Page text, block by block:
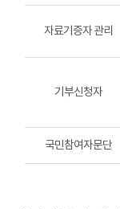
자료기증자 관리
기부신청자
국민참여자문단